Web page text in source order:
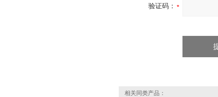
验证码：
相关同类产品：